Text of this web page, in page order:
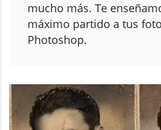
mucho más. Te
máximo partido a tus
Photoshop.